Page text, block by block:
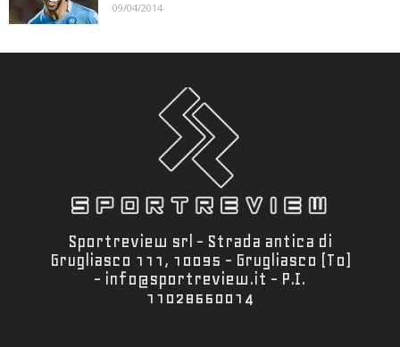
09/04/2014
Sportreview srl - Strada antica di
Grugliasco 111, 10095 - Grugliasco (To)
- info@sportreview.it - P.I.
11028660014